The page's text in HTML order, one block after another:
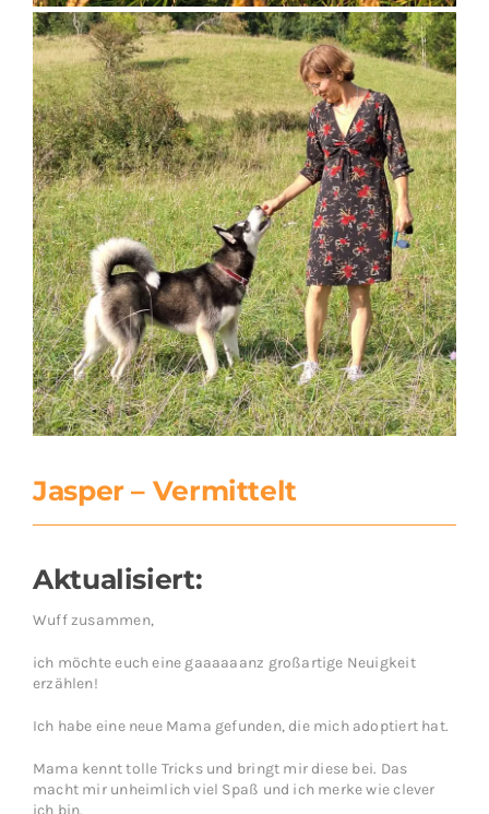
Jasper – Vermittelt
Aktualisiert:
Wuff zusammen,
ich möchte euch eine gaaaaaanz großartige Neuigkeit
erzählen!
Ich habe eine neue Mama gefunden, die mich adoptiert hat.
Mama kennt tolle Tricks und bringt mir diese bei. Das
macht mir unheimlich viel Spaß und ich merke wie clever
ich bin.